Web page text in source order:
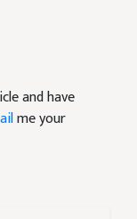
and have
me your